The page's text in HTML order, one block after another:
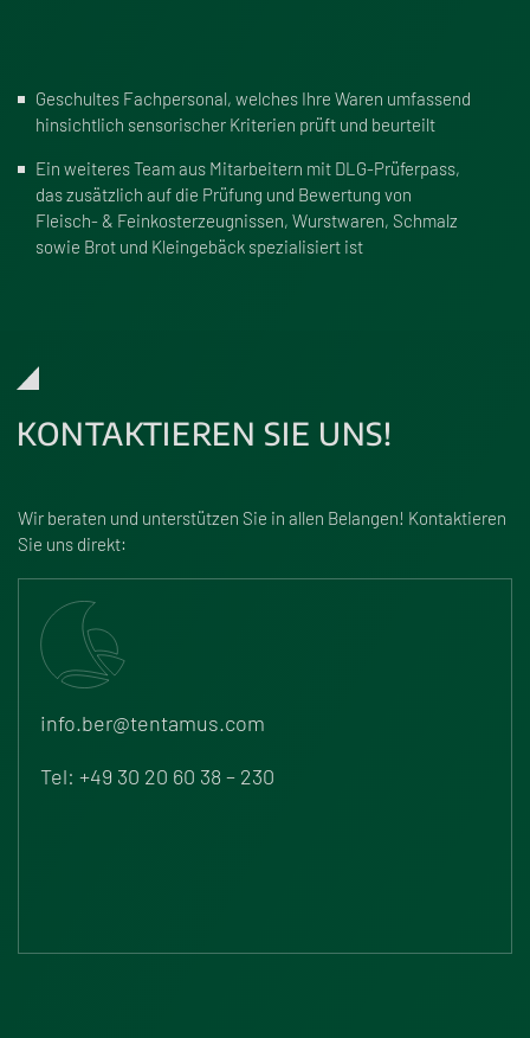
Geschultes Fachpersonal, welches Ihre Waren umfassend
hinsichtlich sensorischer Kriterien prüft und beurteilt
Ein weiteres Team aus Mitarbeitern mit DLG-Prüferpass,
das zusätzlich auf die Prüfung und Bewertung von
Fleisch- & Feinkosterzeugnissen, Wurstwaren, Schmalz
sowie Brot und Kleingebäck spezialisiert ist
KONTAKTIEREN SIE UNS!
Wir beraten und unterstützen Sie in allen Belangen! Kontaktieren
Sie uns direkt:
info.ber@tentamus.com
Tel: +49 30 20 60 38 – 230